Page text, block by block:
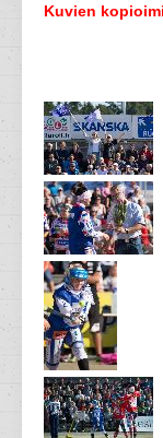
Kuvien